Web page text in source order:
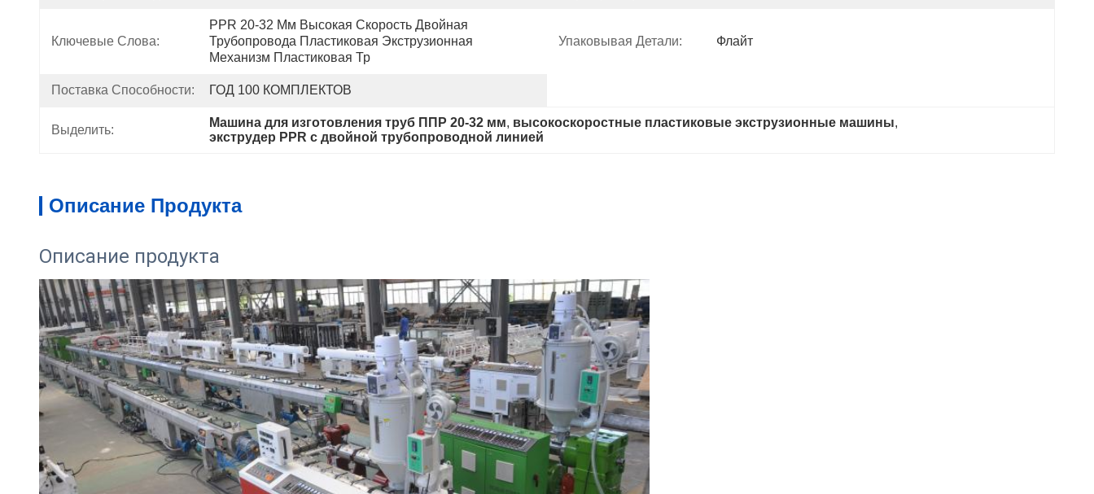
Ключевые Слова:
PPR 20-32 Мм Высокая Скорость Двойная
Трубопровода Пластиковая Экструзионная
Механизм Пластиковая Тр
Упаковывая Детали: Флайт
Поставка Способности: ГОД 100 КОМПЛЕКТОВ
Выделить:
Машина для изготовления труб ППР 20-32 мм, высокоскоростные пластиковые экструзионные машины,
экструдер PPR с двойной трубопроводной линией
Описание Продукта
Описание продукта